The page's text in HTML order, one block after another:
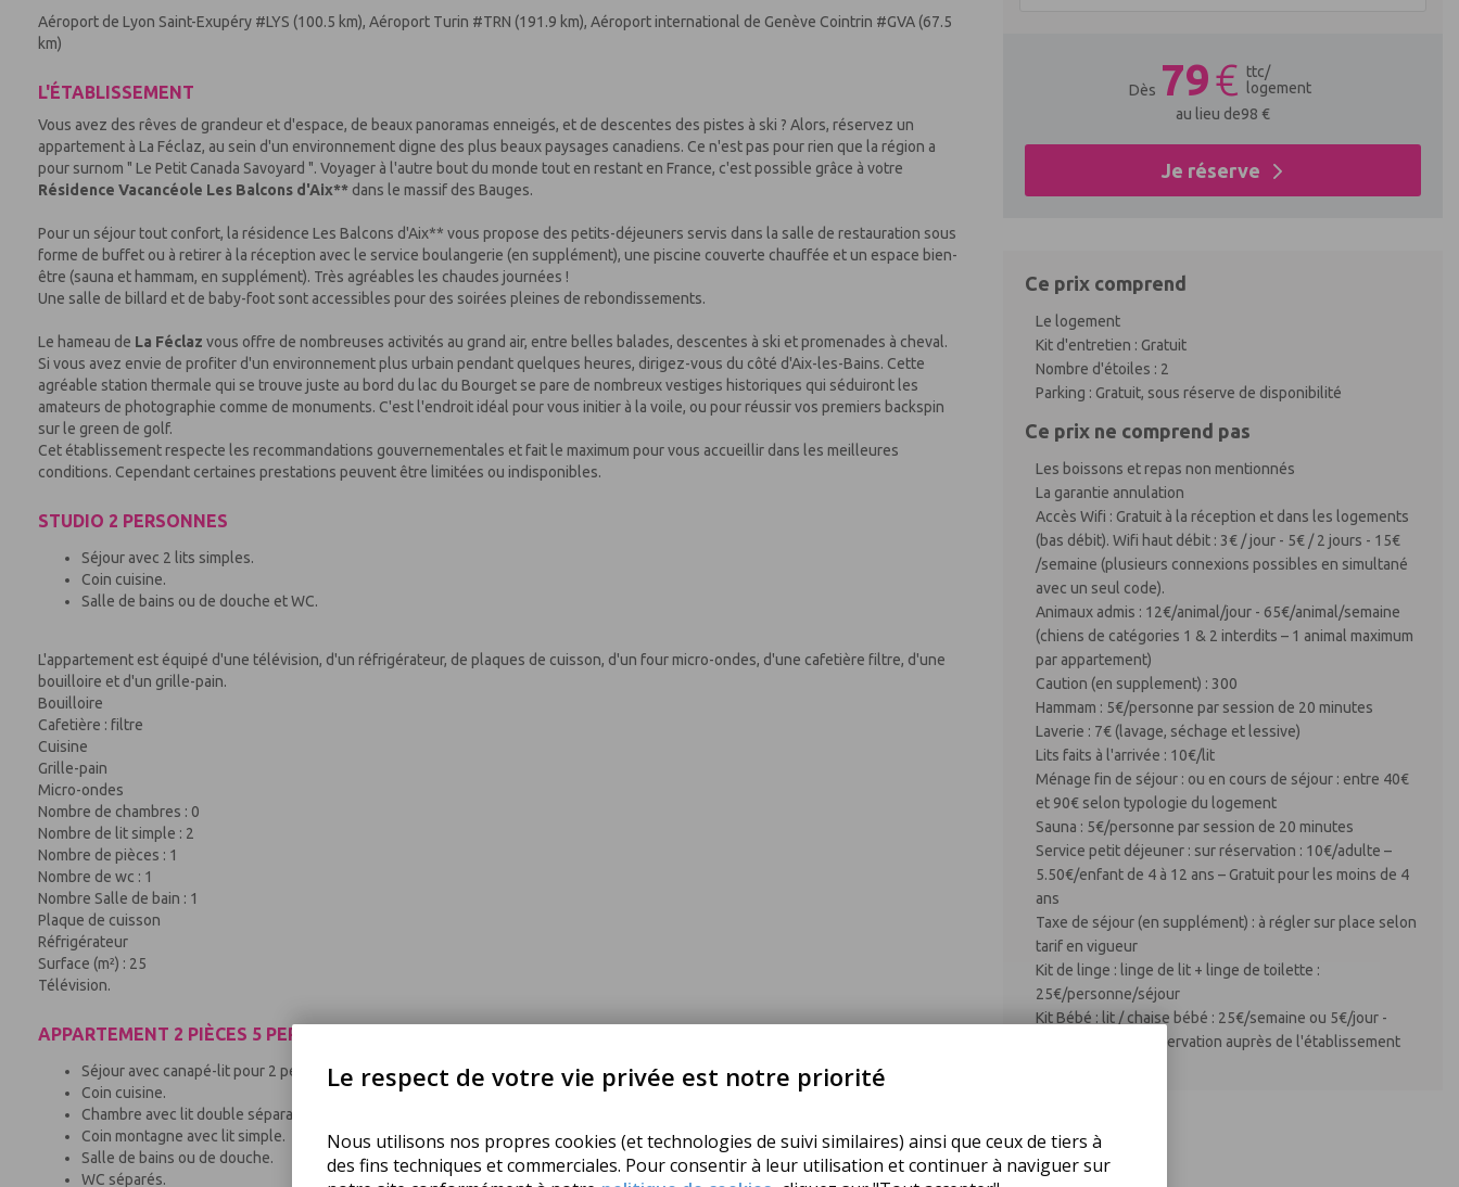
Le respect de votre vie privée est notre priorité
Nous utilisons nos propres cookies (et technologies de suivi similaires) ainsi que ceux de tiers à
des fins techniques et commerciales. Pour consentir à leur utilisation et continuer à naviguer sur
Aéroport de Lyon Saint-Exupéry #LYS (100.5 km), Aéroport Turin #TRN (191.9 km), Aéroport international de Genève Cointrin #GVA (67.5
km)
L'ÉTABLISSEMENT
Vous avez des rêves de grandeur et d'espace, de beaux panoramas enneigés, et de descentes des pistes à ski ? Alors, réservez un
appartement à La Féclaz, au sein d'un environnement digne des plus beaux paysages canadiens. Ce n'est pas pour rien que la région a
pour surnom " Le Petit Canada Savoyard ". Voyager à l'autre bout du monde tout en restant en France, c'est possible grâce à votre
Résidence Vacancéole Les Balcons d'Aix** dans le massif des Bauges.
Pour un séjour tout confort, la résidence Les Balcons d'Aix** vous propose des petits-déjeuners servis dans la salle de restauration sous
forme de buffet ou à retirer à la réception avec le service boulangerie (en supplément), une piscine couverte chauffée et un espace bien-
être (sauna et hammam, en supplément). Très agréables les chaudes journées !
Une salle de billard et de baby-foot sont accessibles pour des soirées pleines de rebondissements.
Le hameau de La Féclaz vous offre de nombreuses activités au grand air, entre belles balades, descentes à ski et promenades à cheval.
Si vous avez envie de profiter d'un environnement plus urbain pendant quelques heures, dirigez-vous du côté d'Aix-les-Bains. Cette
agréable station thermale qui se trouve juste au bord du lac du Bourget se pare de nombreux vestiges historiques qui séduiront les
amateurs de photographie comme de monuments. C'est l'endroit idéal pour vous initier à la voile, ou pour réussir vos premiers backspin
sur le green de golf.
Cet établissement respecte les recommandations gouvernementales et fait le maximum pour vous accueillir dans les meilleures
conditions. Cependant certaines prestations peuvent être limitées ou indisponibles.
STUDIO 2 PERSONNES
Séjour avec 2 lits simples.
Coin cuisine.
Salle de bains ou de douche et WC.
L'appartement est équipé d'une télévision, d'un réfrigérateur, de plaques de cuisson, d'un four micro-ondes, d'une cafetière filtre, d'une
bouilloire et d'un grille-pain.
Bouilloire
Cafetière : filtre
Cuisine
Grille-pain
Micro-ondes
Nombre de chambres : 0
Nombre de lit simple : 2
Nombre de pièces : 1
Nombre de wc : 1
Nombre Salle de bain : 1
Plaque de cuisson
Réfrigérateur
Surface (m²) : 25
Télévision.
APPARTEMENT 2 PIÈCES 5 PERSONNES AVEC COIN NUIT
Séjour avec canapé-lit pour 2 personnes.
Coin cuisine.
Chambre avec lit double séparable.
Coin montagne avec lit simple.
Salle de bains ou de douche.
WC séparés.
Dès 79€ ttc/
logement
au lieu de98 €
Je réserve
Ce prix comprend
Le logement
Kit d'entretien : Gratuit
Nombre d'étoiles : 2
Parking : Gratuit, sous réserve de disponibilité
Ce prix ne comprend pas
Les boissons et repas non mentionnés
La garantie annulation
Accès Wifi : Gratuit à la réception et dans les logements
(bas débit). Wifi haut débit : 3€ / jour - 5€ / 2 jours - 15€
/semaine (plusieurs connexions possibles en simultané
avec un seul code).
Animaux admis : 12€/animal/jour - 65€/animal/semaine
(chiens de catégories 1 & 2 interdits – 1 animal maximum
par appartement)
Caution (en supplement) : 300
Hammam : 5€/personne par session de 20 minutes
Laverie : 7€ (lavage, séchage et lessive)
Lits faits à l'arrivée : 10€/lit
Ménage fin de séjour : ou en cours de séjour : entre 40€
et 90€ selon typologie du logement
Sauna : 5€/personne par session de 20 minutes
Service petit déjeuner : sur réservation : 10€/adulte –
5.50€/enfant de 4 à 12 ans – Gratuit pour les moins de 4
ans
Taxe de séjour (en supplément) : à régler sur place selon
tarif en vigueur
Kit de linge : linge de lit + linge de toilette :
25€/personne/séjour
Kit Bébé : lit / chaise bébé : 25€/semaine ou 5€/jour -
uniquement sur réservation auprès de l'établissement